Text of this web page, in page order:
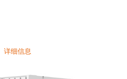
详细信息